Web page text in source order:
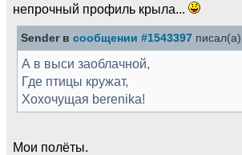
непрочный профиль крыла...
Sender в сообщении #1543397
А в выси заоблачной,
Где птицы кружат,
Хохочущая berenika!
Мои полёты.